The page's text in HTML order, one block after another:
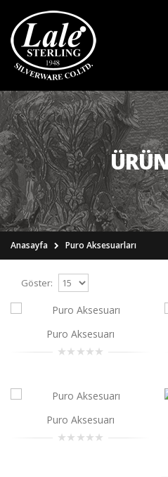
Anasayfa Puro Aksesuarları
Göster:
Puro Aksesuarı
..
Puro Aksesuarı
..
Puro Aksesuarı
Puro Aksesuarı